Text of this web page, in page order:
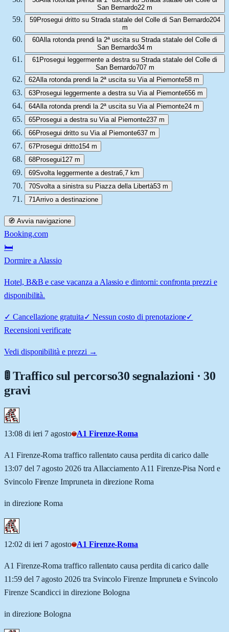
San Bernardo22 m
59Prosegui dritto su Strada statale del Colle di San Bernardo204
m
60Alla rotonda prendi la 2ª uscita su Strada statale del Colle di
San Bernardo34 m
61 Prosegui leggermente a destra su Strada statale del Colle di
San Bernardo707 m
62Alla rotonda prendi la 2ª uscita su Via al Piemonte58 m
63Prosegui leggermente a destra su Via al Piemonte656 m
64Alla rotonda prendi la 2ª uscita su Via al Piemonte24 m
65Prosegui a destra su Via al Piemonte237 m
66Prosegui dritto su Via al Piemonte637 m
67Prosegui dritto154 m
68Prosegui127 m
69Svolta leggermente a destra6,7 km
70Svolta a sinistra su Piazza della Libertà53 m
71Arrivo a destinazione
🧭 Avvia navigazione
Booking.com
🛏️
Dormire a Alassio
Hotel, B&B e case vacanza a Alassio e dintorni: confronta prezzi e
disponibilità.
✓ Cancellazione gratuita✓ Nessun costo di prenotazione✓
Recensioni verificate
Vedi disponibilità e prezzi →
🚦 Traffico sul percorso30 segnalazioni · 30
gravi
13:08 di ieri 7 agosto A1 Firenze-Roma
A1 Firenze-Roma traffico rallentato causa perdita di carico dalle
13:07 del 7 agosto 2026 tra Allacciamento A11 Firenze-Pisa Nord e
Svincolo Firenze Impruneta in direzione Roma
in direzione Roma
12:02 di ieri 7 agosto A1 Firenze-Roma
A1 Firenze-Roma traffico rallentato causa perdita di carico dalle
11:59 del 7 agosto 2026 tra Svincolo Firenze Impruneta e Svincolo
Firenze Scandicci in direzione Bologna
in direzione Bologna